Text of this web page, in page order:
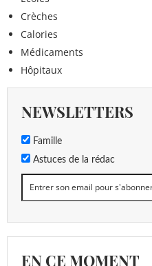
Crèches
Calories
Médicaments
Hôpitaux
NEWSLETTERS
Famille
Astuces de la rédac
EN CE MOMENT